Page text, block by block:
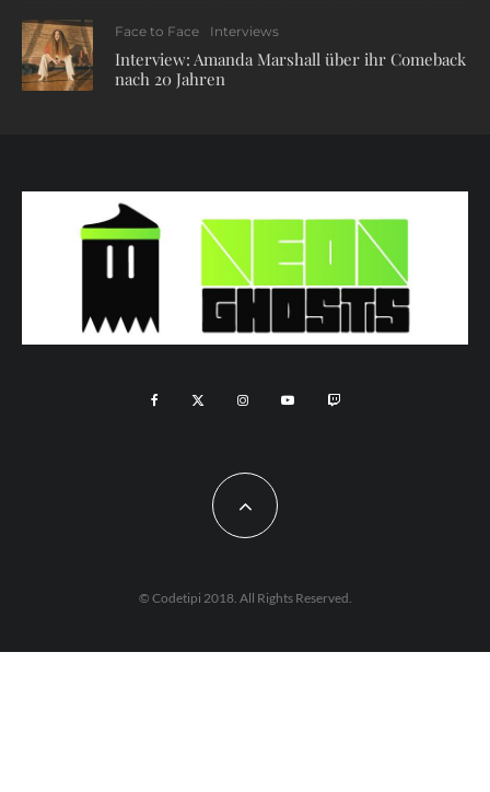
Face to Face Interviews
Interview: Amanda Marshall über ihr Comeback
nach 20 Jahren
© Codetipi 2018. All Rights Reserved.